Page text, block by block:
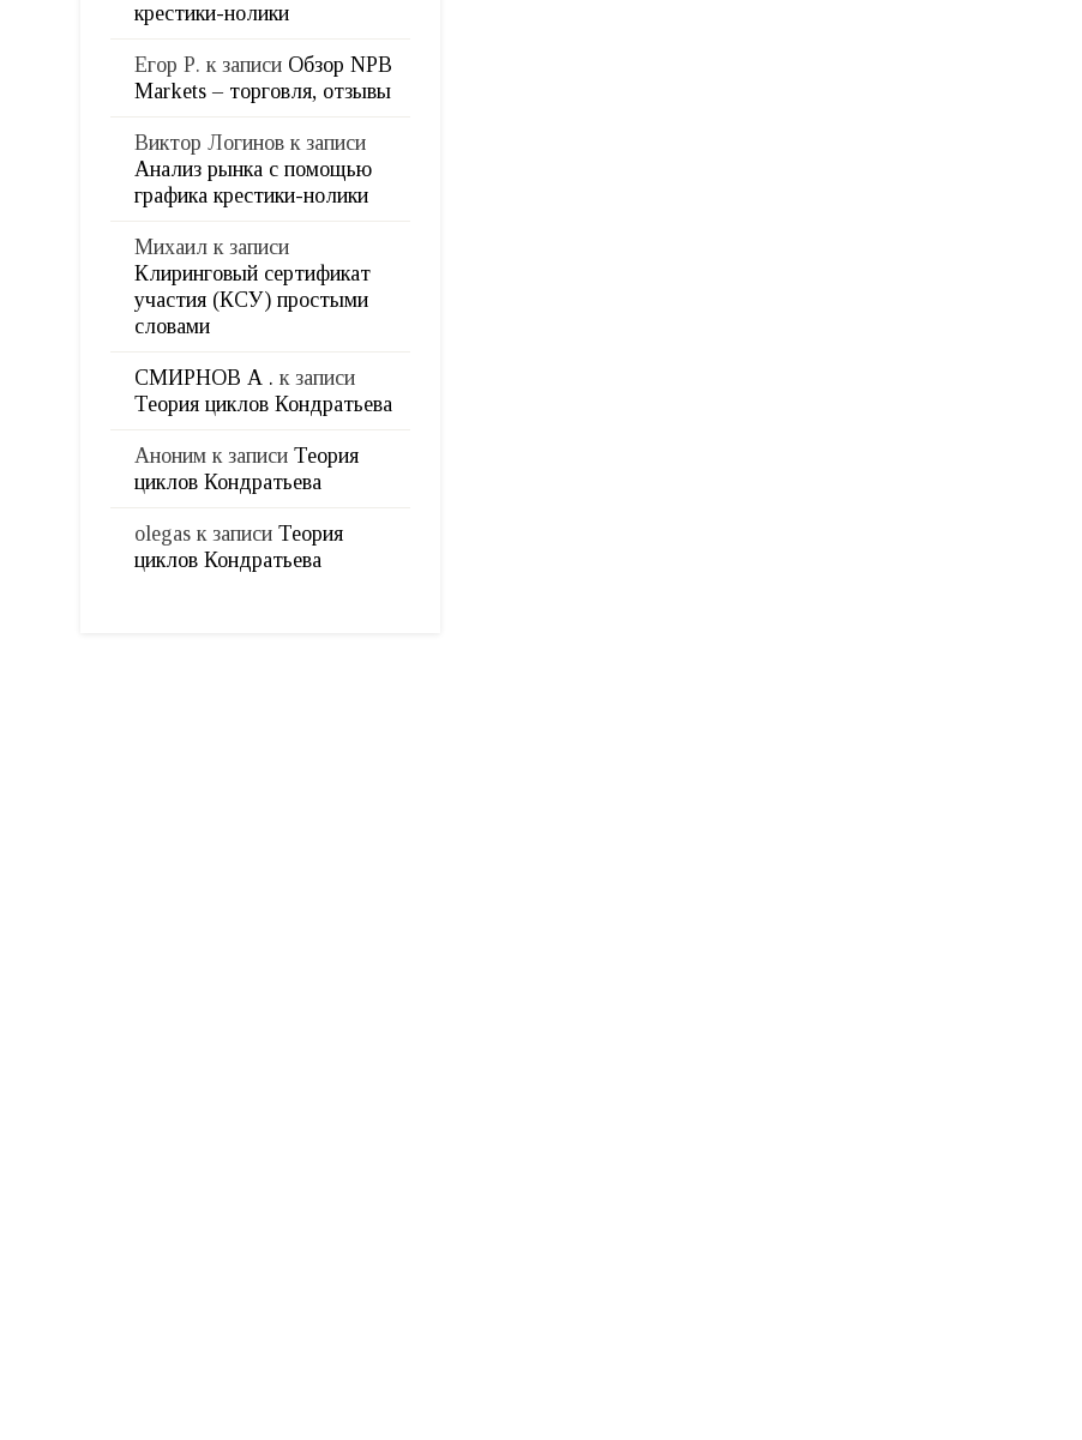
крестики-нолики
Егор Р. к записи Обзор NPB
Markets – торговля, отзывы
Виктор Логинов к записи
Анализ рынка с помощью
графика крестики-нолики
Михаил к записи
Клиринговый сертификат
участия (КСУ) простыми
словами
СМИРНОВ А . к записи
Теория циклов Кондратьева
Аноним к записи Теория
циклов Кондратьева
olegas к записи Теория
циклов Кондратьева